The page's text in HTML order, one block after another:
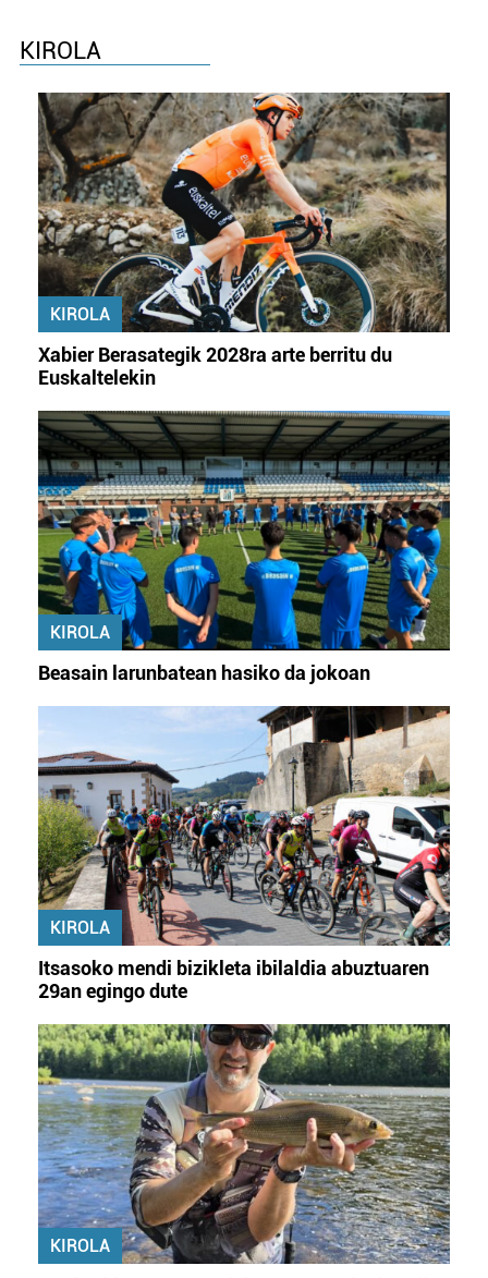
KIROLA
KIROLA
Xabier Berasategik 2028ra arte berritu du
Euskaltelekin
KIROLA
Beasain larunbatean hasiko da jokoan
KIROLA
Itsasoko mendi bizikleta ibilaldia abuztuaren
29an egingo dute
KIROLA